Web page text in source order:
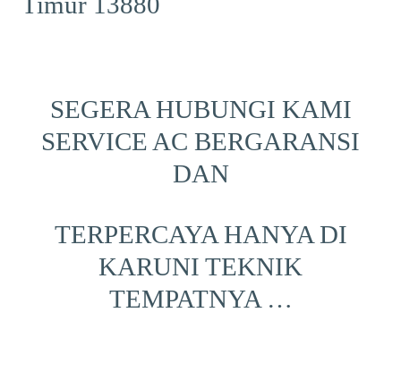
SEGERA HUBUNGI KAMI
SERVICE AC BERGARANSI
DAN
TERPERCAYA HANYA DI
KARUNI TEKNIK
TEMPATNYA …